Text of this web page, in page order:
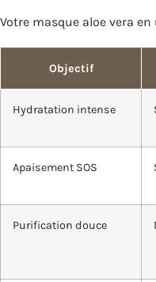
Votre masque aloe vera
Objectif
Hydratation intense
Apaisement SOS
Purification douce